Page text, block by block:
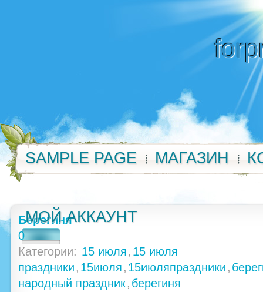
SAMPLE PAGE МАГАЗИН
МОЙ АККАУНТ
Берегиня
0
Категории: 15 июля , 15 июля
праздники , 15июля , 15июляпраздники ,
народный праздник, берегиня